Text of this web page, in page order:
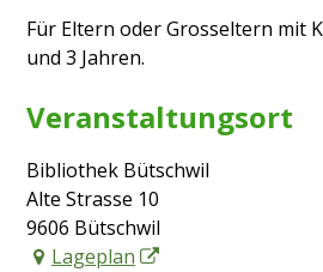
Für Eltern oder Grosseltern mit
und 3 Jahren.
Veranstaltungsort
Bibliothek Bütschwil
Alte Strasse 10
9606 Bütschwil
Lageplan